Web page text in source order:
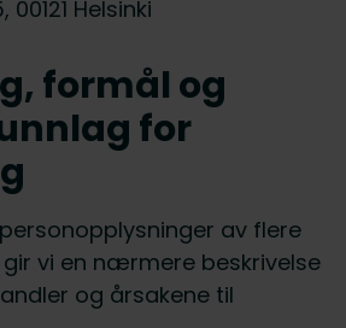
00121 Helsinki
formål og
for
av flere
vi en nærmere beskrivelse
og årsakene til